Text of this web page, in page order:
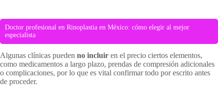
Doctor profesional en Rinoplastia en México: cómo elegir al mejor
especialista
Algunas clínicas pueden no incluir en el precio ciertos elementos,
como medicamentos a largo plazo, prendas de compresión adicionales
o complicaciones, por lo que es vital confirmar todo por escrito antes
de proceder.